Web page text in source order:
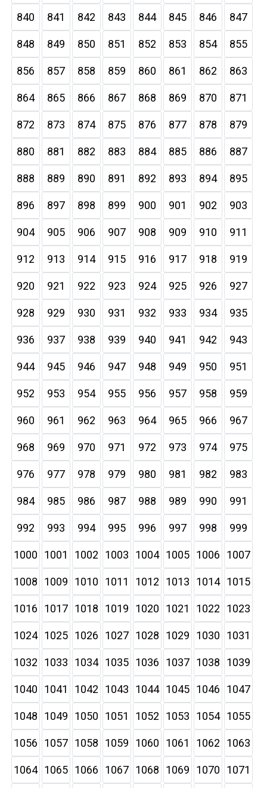
840 841 842 843 844 845 846 847
848 849 850 851 852 853 854 855
856 857 858 859 860 861 862 863
864 865 866 867 868 869 870 871
872 873 874 875 876 877 878 879
880 881 882 883 884 885 886 887
888 889 890 891 892 893 894 895
896 897 898 899 900 901 902 903
904 905 906 907 908 909 910 911
912 913 914 915 916 917 918 919
920 921 922 923 924 925 926 927
928 929 930 931 932 933 934 935
936 937 938 939 940 941 942 943
944 945 946 947 948 949 950 951
952 953 954 955 956 957 958 959
960 961 962 963 964 965 966 967
968 969 970 971 972 973 974 975
976 977 978 979 980 981 982 983
984 985 986 987 988 989 990 991
992 993 994 995 996 997 998 999
1000 1001 1002 1003 1004 1005 1006 1007
1008 1009 1010 1011 1012 1013 1014 1015
1016 1017 1018 1019 1020 1021 1022 1023
1024 1025 1026 1027 1028 1029 1030 1031
1032 1033 1034 1035 1036 1037 1038 1039
1040 1041 1042 1043 1044 1045 1046 1047
1048 1049 1050 1051 1052 1053 1054 1055
1056 1057 1058 1059 1060 1061 1062 1063
1064 1065 1066 1067 1068 1069 1070 1071